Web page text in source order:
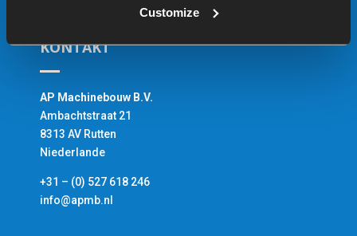
Customize
KONTAKT
AP Machinebouw B.V.
Ambachtstraat 21
8313 AV Rutten
Niederlande
+31 – (0) 527 618 246
info@apmb.nl